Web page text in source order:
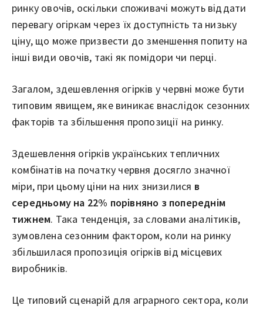
ринку овочів, оскільки споживачі можуть віддати
перевагу огіркам через їх доступність та низьку
ціну, що може призвести до зменшення попиту на
інші види овочів, такі як помідори чи перці.
Загалом, здешевлення огірків у червні може бути
типовим явищем, яке виникає внаслідок сезонних
факторів та збільшення пропозиції на ринку.
Здешевлення огірків українських тепличних
комбінатів на початку червня досягло значної
міри, при цьому ціни на них знизилися в
середньому на 22% порівняно з попереднім
тижнем. Така тенденція, за словами аналітиків,
зумовлена сезонним фактором, коли на ринку
збільшилася пропозиція огірків від місцевих
виробників.
Це типовий сценарій для аграрного сектора, коли